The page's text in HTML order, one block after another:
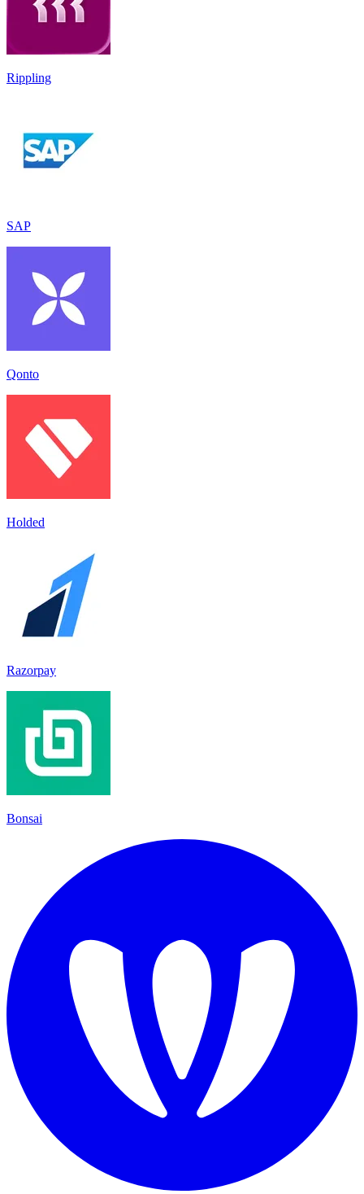
Rippling
SAP
Qonto
Holded
Razorpay
Bonsai